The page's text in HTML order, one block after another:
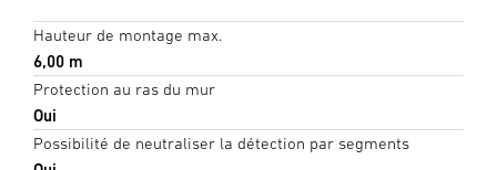
Hauteur de montage max.
6,00 m
Protection au ras du mur
Oui
Possibilité de neutraliser la détection par segments